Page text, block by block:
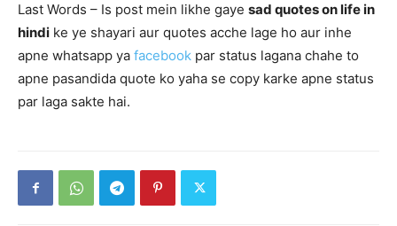
Last Words – Is post mein likhe gaye sad quotes on life in
hindi ke ye shayari aur quotes acche lage ho aur inhe
apne whatsapp ya facebook par status lagana chahe to
apne pasandida quote ko yaha se copy karke apne status
par laga sakte hai.